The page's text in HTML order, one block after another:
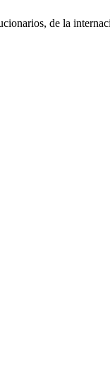
de la